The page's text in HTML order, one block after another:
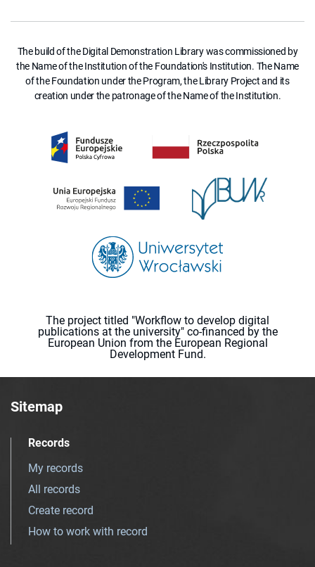
The build of the Digital Demonstration Library was commissioned by
the Name of the Institution of the Foundation's Institution. The Name
of the Foundation under the Program, the Library Project and its
creation under the patronage of the Name of the Institution.
The project titled "Workflow to develop digital
publications at the university" co-financed by the
European Union from the European Regional
Development Fund.
Sitemap
Records
My records
All records
Create record
How to work with record